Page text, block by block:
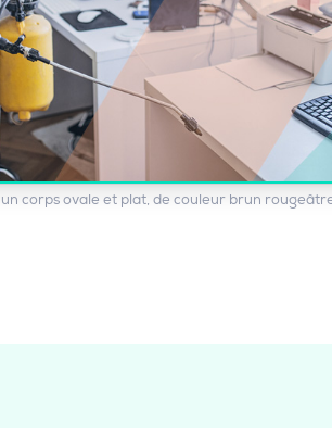
corps ovale et plat, de couleur brun